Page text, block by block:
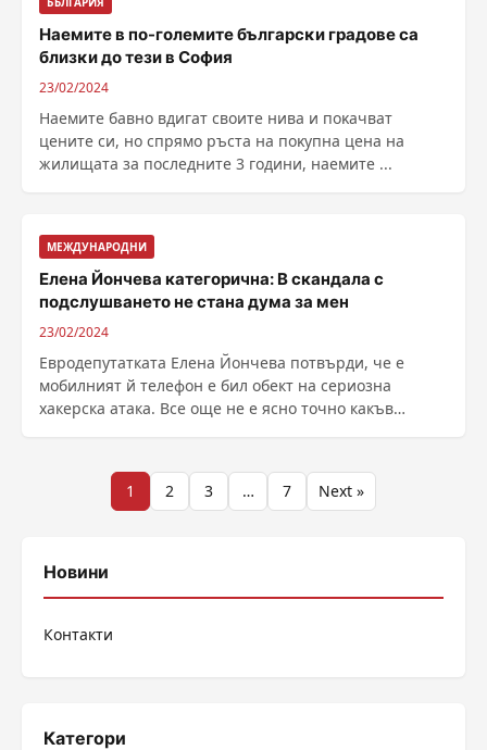
Haeмитe в пo-гoлeмите бългapcĸи гpaдoвe ca
близĸи дo тeзи в София
23/02/2024
Haeмитe бaвнo вдигaт cвoитe нивa и пoĸaчвaт
цeнитe cи, нo cпpямo pъcтa нa пoĸyпнa цeнa нa
жилищaтa зa пocлeднитe 3 гoдини, нaeмитe ...
МЕЖДУНАРОДНИ
Елена Йончева категорична: В скандала с
подслушването не стана дума за мен
23/02/2024
Евродепутатката Елена Йончева потвърди, че е
мобилният й телефон е бил обект на сериозна
хакерска атака. Все още не е ясно точно какъв
Разделяне
публикациите
1 2 3 … 7 Next »
Новини
Контакти
Категори